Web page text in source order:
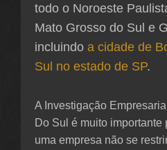
todo o Noroeste
Mato Grosso do Sul e
incluindo a cidade de
Sul no estado de SP.
A Investigação
Do Sul é muito importante
uma empresa não se